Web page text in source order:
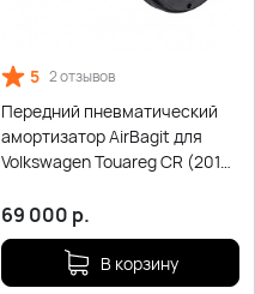
5 2 отзывов
Передний пневматический
амортизатор AirBagit для
Volkswagen Touareg CR (2018-
69 000 р.
В корзину